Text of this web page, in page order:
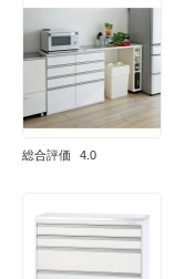
総合評価 4.0